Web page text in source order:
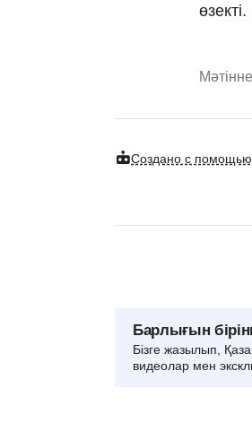
өзекті.
Создано с помощью
Барлығын
Бізге жазылып,
видеолар мен